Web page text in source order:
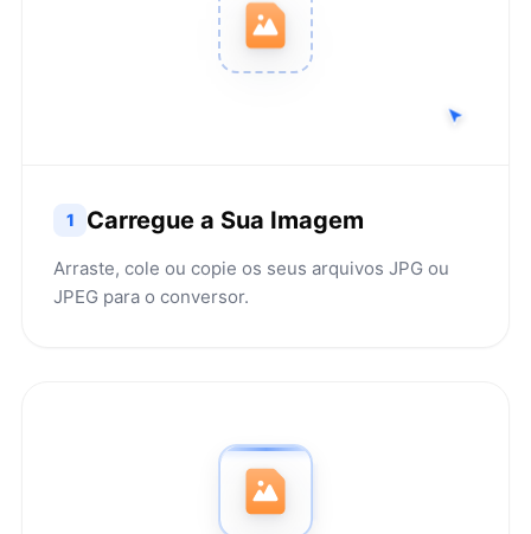
1 Carregue a Sua Imagem
Arraste, cole ou copie os seus arquivos JPG ou
JPEG para o conversor.